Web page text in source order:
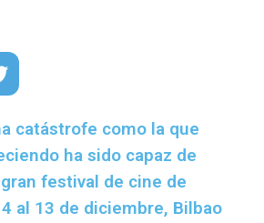
catástrofe como la que
ha sido capaz de
festival de cine de
al 13 de diciembre, Bilbao